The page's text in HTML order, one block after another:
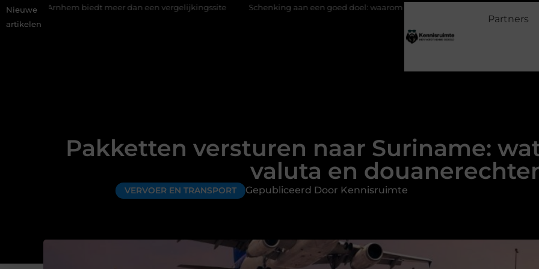
Nieuwe
artikelen
meer dan een vergelijkingssite Schenking aan een goed doel: waarom geven belangrijk is en hoe het werkt
Partners
Pakketten versturen naar Suriname:
valuta en
VERVOER EN TRANSPORT Gepubliceerd Door Kennisruimte